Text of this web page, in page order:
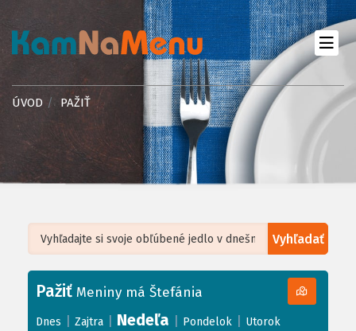
ÚVOD PAŽIŤ
Vyhľadať
+
−
Leaflet| ©OpenStreetMap, Tiles courtesy ofHumanitarian OpenStreetMap
Pažiť Meniny má Štefánia
Dnes Zajtra Nedeľa Pondelok Utorok